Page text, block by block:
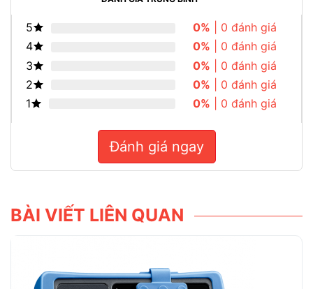
5 0% | 0 đánh giá
4
0% | 0 đánh giá
3
0% | 0 đánh giá
2
0% | 0 đánh giá
1
0% | 0 đánh giá
Đánh giá ngay
BÀI VIẾT LIÊN QUAN